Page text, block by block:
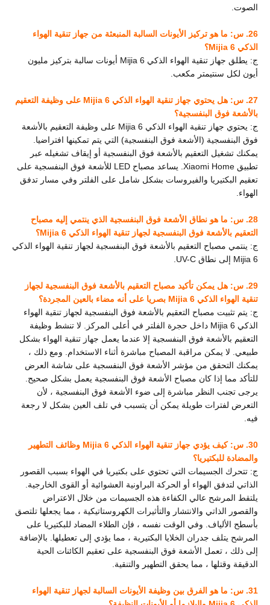
الصوت.
26. س: ما هو تركيز الأيونات السالبة المنبعثة من جهاز تنقية الهواء
الذكي Mijia 6؟
ج: يطلق جهاز تنقية الهواء الذكي Mijia 6 أيونات سالبة بتركيز مليون
أيون لكل سنتيمتر مكعب.
27. س: هل يحتوي جهاز تنقية الهواء الذكي Mijia 6 على وظيفة التعقيم
بالأشعة فوق البنفسجية؟
ج: يحتوي جهاز تنقية الهواء الذكي Mijia 6 على وظيفة التعقيم بالأشعة
فوق البنفسجية (الأشعة فوق البنفسجية) التي يتم تمكينها افتراضيا.
يمكنك تشغيل التعقيم بالأشعة فوق البنفسجية أو إيقاف تشغيله عبر
تطبيق Xiaomi Home. يساعد مصباح LED للأشعة فوق البنفسجية على
تعقيم البكتيريا والفيروسات بشكل شامل على الفلتر وفي مسار تدفق
الهواء.
28. س: ما هو نطاق الأشعة فوق البنفسجية الذي ينتمي إليه مصباح
التعقيم بالأشعة فوق البنفسجية لجهاز تنقية الهواء الذكي Mijia 6؟
ج: ينتمي مصباح التعقيم بالأشعة فوق البنفسجية لجهاز تنقية الهواء الذكي
Mijia 6 إلى نطاق UV-C.
29. س: هل يمكن تأكيد مصباح التعقيم بالأشعة فوق البنفسجية لجهاز
تنقية الهواء الذكي Mijia 6 بصريا على أنه مضاء بالعين المجردة؟
ج: يتم تثبيت مصباح التعقيم بالأشعة فوق البنفسجية لجهاز تنقية الهواء
الذكي Mijia 6 داخل حجرة الفلتر في أعلى المركز. لا تنشط وظيفة
التعقيم بالأشعة فوق البنفسجية إلا عندما يعمل جهاز تنقية الهواء بشكل
طبيعي. لا يمكن مراقبة المصباح مباشرة أثناء الاستخدام. ومع ذلك ،
يمكنك التحقق من مؤشر الأشعة فوق البنفسجية على شاشة العرض
للتأكد مما إذا كان مصباح الأشعة فوق البنفسجية يعمل بشكل صحيح.
يرجى تجنب النظر مباشرة إلى ضوء الأشعة فوق البنفسجية ، لأن
التعرض لفترات طويلة يمكن أن يتسبب في تلف العين بشكل لا رجعة
فيه.
30. س: كيف يؤدي جهاز تنقية الهواء الذكي Mijia 6 وظائف التطهير
والمضادة للبكتيريا؟
ج: تتحرك الجسيمات التي تحتوي على بكتيريا في الهواء بسبب القصور
الذاتي لتدفق الهواء أو الحركة البراونية العشوائية أو القوى الخارجية.
يلتقط المرشح عالي الكفاءة هذه الجسيمات من خلال الاعتراض
والقصور الذاتي والانتشار والتأثيرات الكهروستاتيكية ، مما يجعلها تلتصق
بأسطح الألياف. وفي الوقت نفسه ، فإن الطلاء المضاد للبكتيريا على
المرشح يتلف جدران الخلايا البكتيرية ، مما يؤدي إلى تعطيلها. بالإضافة
إلى ذلك ، تعمل الأشعة فوق البنفسجية على تعقيم الكائنات الحية
الدقيقة وقتلها ، مما يحقق التطهير والتنقية.
31. س: ما هو الفرق بين وظيفة الأيونات السالبة لجهاز تنقية الهواء